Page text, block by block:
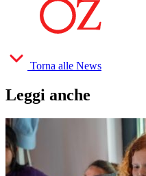
Torna alle News
Leggi anche